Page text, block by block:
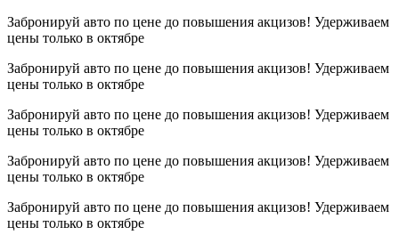
Забронируй авто по цене до повышения акцизов! Удерживаем
цены только в октябре
Забронируй авто по цене до повышения акцизов! Удерживаем
цены только в октябре
Забронируй авто по цене до повышения акцизов! Удерживаем
цены только в октябре
Забронируй авто по цене до повышения акцизов! Удерживаем
цены только в октябре
Забронируй авто по цене до повышения акцизов! Удерживаем
цены только в октябре